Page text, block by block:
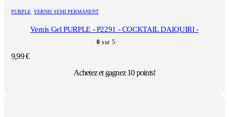
PURPLE VERNIS SEMI PERMANENT
Vernis Gel PURPLE - P2291 - COCKTAIL DAIQUIRI -
0 sur 5
9,99€
Achetez et gagnez 10 points!